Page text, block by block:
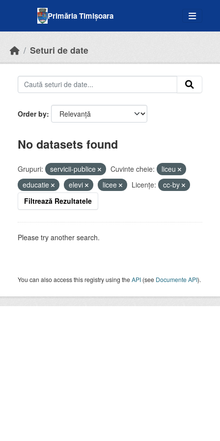
Primăria Timișoara
Seturi de date
Order by
No datasets found
Grupuri: servicii-publice Cuvinte cheie:
liceu
educatie
elevi licee Licenţe:
cc-by
Filtrează Rezultatele
Please try another search.
You can also access this registry using theAPI (see Documente API).